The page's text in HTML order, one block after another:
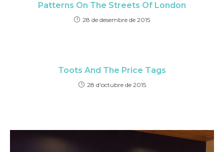
Patterns On The Streets Of London
28 de desembre de 2015
Toots And The Price Tags
28 d'octubre de 2015